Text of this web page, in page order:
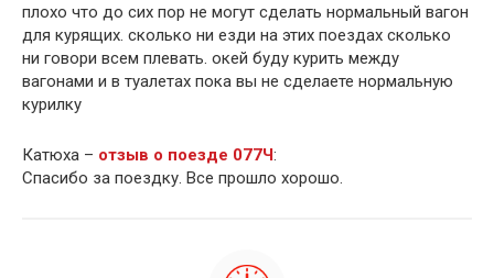
плохо что до сих пор не могут сделать нормальный вагон
для курящих. сколько ни езди на этих поездах сколько
ни говори всем плевать. окей буду курить между
вагонами и в туалетах пока вы не сделаете нормальную
курилку
Катюха – отзыв о поезде 077Ч:
Спасибо за поездку. Все прошло хорошо.